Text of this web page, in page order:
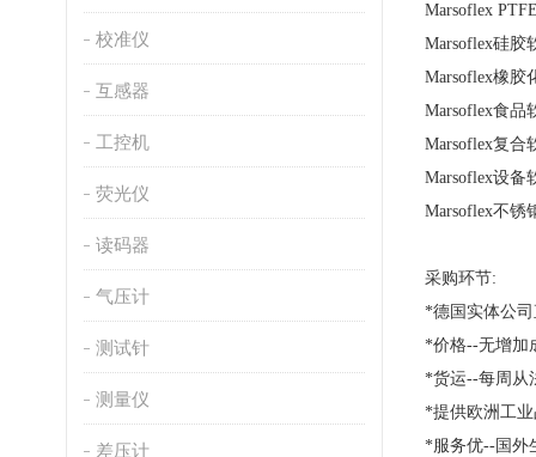
校准仪
互感器
工控机
荧光仪
读码器
气压计
测试针
测量仪
差压计
Marsoflex
Marsoflex硅胶
Marsoflex橡胶
Marsoflex食品
Marsoflex复合
Marsoflex设备
Marsoflex不锈
采购环节:
*德国实体公
*价格--无增加
*货运--每周从
*提供欧洲工
*服务优--国外